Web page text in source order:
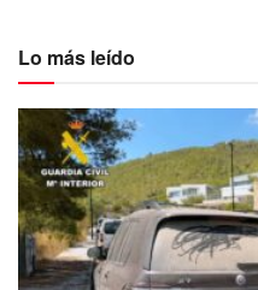
Lo más leído